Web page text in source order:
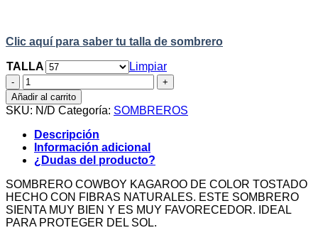
Clic aquí para saber tu talla de sombrero
TALLA
Limpiar
SOMBRERO
COWBOY
KANGAROO
TOSTADO
cantidad
Añadir al carrito
SKU: N/D Categoría: SOMBREROS
Descripción
Información adicional
¿Dudas del producto?
SOMBRERO COWBOY KAGAROO DE COLOR TOSTADO
HECHO CON FIBRAS NATURALES. ESTE SOMBRERO
SIENTA MUY BIEN Y ES MUY FAVORECEDOR. IDEAL
PARA PROTEGER DEL SOL.